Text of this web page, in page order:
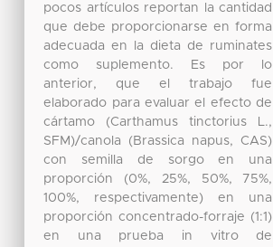
pocos artículos reportan la cantidad
que debe proporcionarse en forma
adecuada en la dieta de ruminates
como suplemento. Es por lo
anterior, que el trabajo fue
elaborado para evaluar el efecto de
cártamo (Carthamus tinctorius L.,
SFM)/canola (Brassica napus, CAS)
con semilla de sorgo en una
proporción (0%, 25%, 50%, 75%,
100%, respectivamente) en una
proporción concentrado-forraje (1:1)
en una prueba in vitro de